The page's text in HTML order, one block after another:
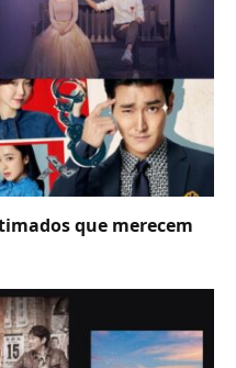
que merecem